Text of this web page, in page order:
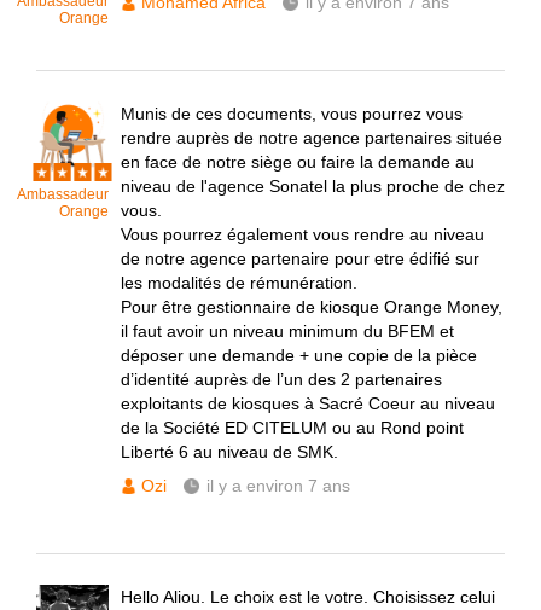
Orange
Ambassadeur
Orange
Munis de ces documents, vous pourrez vous
rendre auprès de notre agence partenaires située
en face de notre siège ou faire la demande au
niveau de l'agence Sonatel la plus proche de chez
vous.
Vous pourrez également vous rendre au niveau
de notre agence partenaire pour etre édifié sur
les modalités de rémunération.
Pour être gestionnaire de kiosque Orange Money,
il faut avoir un niveau minimum du BFEM et
déposer une demande + une copie de la pièce
d’identité auprès de l’un des 2 partenaires
exploitants de kiosques à Sacré Coeur au niveau
de la Société ED CITELUM ou au Rond point
Liberté 6 au niveau de SMK.
Ozi
il y a environ 7 ans
Hello Aliou. Le choix est le votre. Choisissez celui